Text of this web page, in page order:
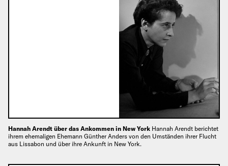
Hannah Arendt über das Ankommen in New York Hannah Arendt berichtet
ihrem ehemaligen Ehemann Günther Anders von den Umständen ihrer Flucht
aus Lissabon und über ihre Ankunft in New York.